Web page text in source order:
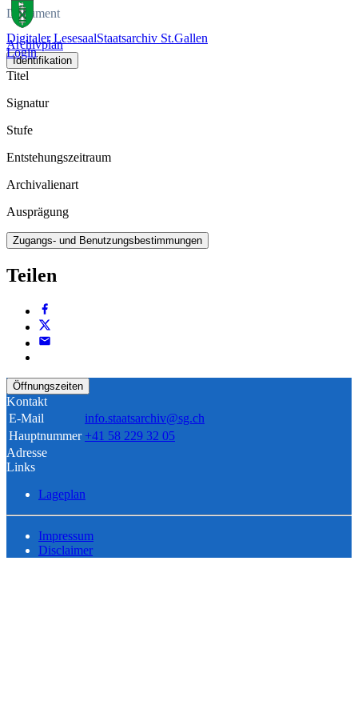
Digitaler LesesaalStaatsarchiv St.Gallen
Login
Dokument
Archivplan
Identifikation
Titel
Signatur
Stufe
Entstehungszeitraum
Archivalienart
Ausprägung
Zugangs- und Benutzungsbestimmungen
Teilen
Öffnungszeiten
Kontakt
E-Mail
info.staatsarchiv@sg.ch
Hauptnummer +41 58 229 32 05
Adresse
Links
Lageplan
Impressum
Disclaimer